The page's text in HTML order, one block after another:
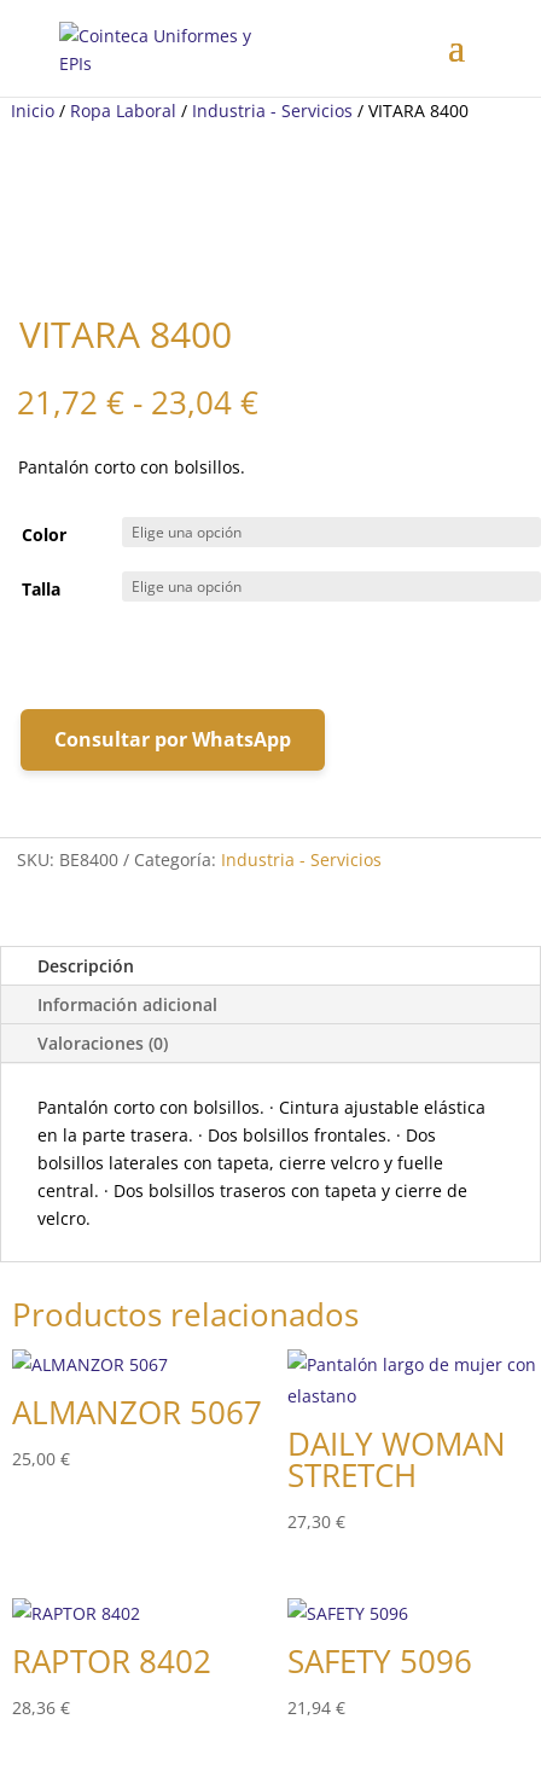
Inicio / Ropa Laboral / Industria - Servicios / VITARA 8400
VITARA 8400
21,72 € - 23,04€Rango
Pantalón corto con bolsillos.
Color
Talla
Consultar por WhatsApp
SKU: BE8400 Categoría: Industria - Servicios
Descripción
Información adicional
Valoraciones (0)
Pantalón corto con bolsillos. · Cintura ajustable elástica
en la parte trasera. · Dos bolsillos frontales. · Dos
bolsillos laterales con tapeta, cierre velcro y fuelle
central. · Dos bolsillos traseros con tapeta y cierre de
velcro.
Productos relacionados
ALMANZOR 5067
25,00 € DAILY WOMAN
STRETCH
27,30 €
RAPTOR 8402
28,36 €
SAFETY 5096
21,94 €